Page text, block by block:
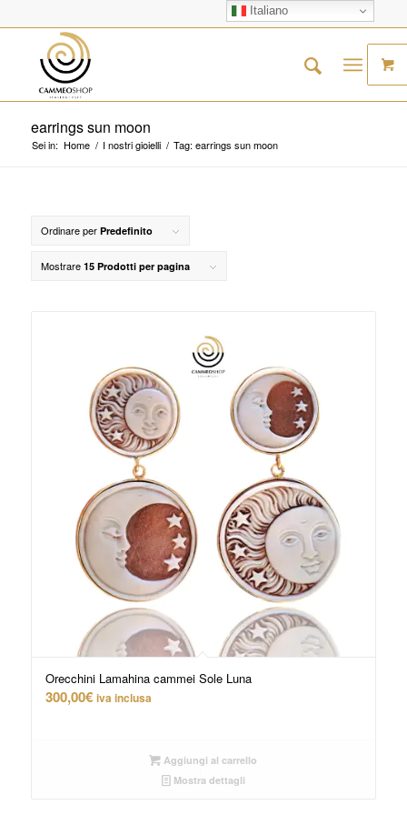
earrings sun moon
Sei in: Home / I nostri gioielli / Tag: earrings sun moon
Ordinare per Predefinito
Mostrare 15 Prodotti per pagina
Orecchini Lamahina cammei Sole Luna
300,00€ iva inclusa
Aggiungi al carrello
Mostra dettagli
Italiano